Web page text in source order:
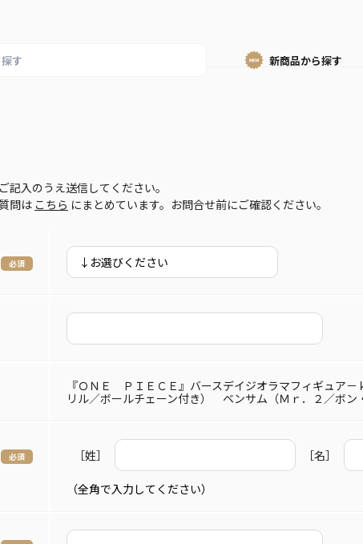
新商品から探す
入のうえ送信してください。
問は こちら にまとめています。お問合せ前にご確認ください。
『ＯＮＥ ＰＩＥＣＥ』バースデイジオラマフィギュア
リル／ボールチェーン付き） ベンサム（Ｍｒ．２／ボ
［姓］ ［名］
（全角で入力してください）